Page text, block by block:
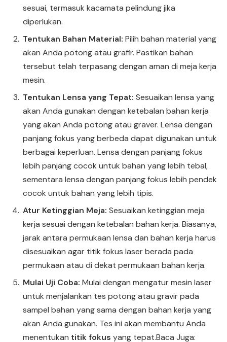
sesuai, termasuk kacamata pelindung jika
diperlukan.
Tentukan Bahan Material: Pilih bahan material yang
akan Anda potong atau grafir. Pastikan bahan
tersebut telah terpasang dengan aman di meja kerja
mesin.
Tentukan Lensa yang Tepat: Sesuaikan lensa yang
akan Anda gunakan dengan ketebalan bahan kerja
yang akan Anda potong atau graver. Lensa dengan
panjang fokus yang berbeda dapat digunakan untuk
berbagai keperluan. Lensa dengan panjang fokus
lebih panjang cocok untuk bahan yang lebih tebal,
sementara lensa dengan panjang fokus lebih pendek
cocok untuk bahan yang lebih tipis.
Atur Ketinggian Meja: Sesuaikan ketinggian meja
kerja sesuai dengan ketebalan bahan kerja. Biasanya,
jarak antara permukaan lensa dan bahan kerja harus
disesuaikan agar titik fokus laser berada pada
permukaan atau di dekat permukaan bahan kerja.
Mulai Uji Coba: Mulai dengan mengatur mesin laser
untuk menjalankan tes potong atau gravir pada
sampel bahan yang sama dengan bahan kerja yang
akan Anda gunakan. Tes ini akan membantu Anda
menentukan titik fokus yang tepat.Baca Juga: